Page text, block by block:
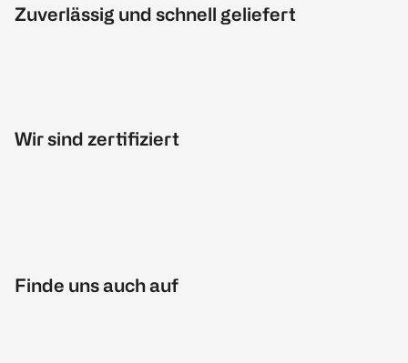
Zuverlässig und schnell geliefert
Wir sind zertifiziert
Finde uns auch auf